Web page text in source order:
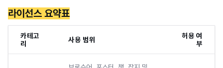
라이선스 요약표
카테고
리
사용 범위
허용 여
부